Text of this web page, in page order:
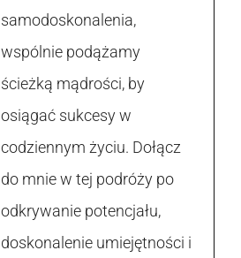
samodoskonalenia,
wspólnie podążamy
ścieżką mądrości, by
osiągać sukcesy w
codziennym życiu. Dołącz
do mnie w tej podróży po
odkrywanie potencjału,
doskonalenie umiejętności i